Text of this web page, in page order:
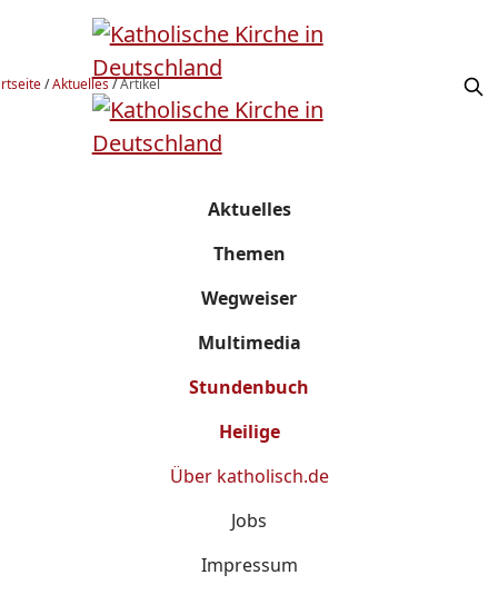
/Aktuelles/Artikel
Aktuelles
Themen
Wegweiser
Multimedia
Stundenbuch
Heilige
Über katholisch.de
Jobs
Impressum